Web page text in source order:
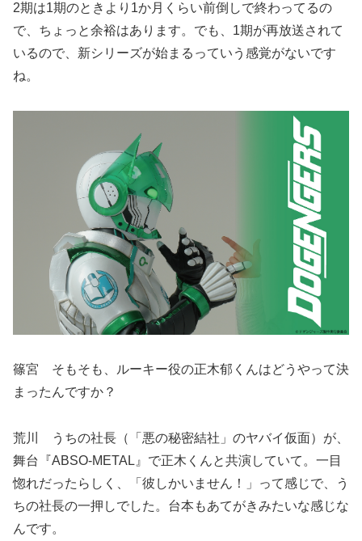
2期は1期のときより1か月くらい前倒しで終わってるの
で、ちょっと余裕はあります。でも、1期が再放送されて
いるので、新シリーズが始まるっていう感覚がないです
ね。
篠宮 そもそも、ルーキー役の正木郁くんはどうやって決
まったんですか？
荒川 うちの社長（「悪の秘密結社」のヤバイ仮面）が、
舞台『ABSO-METAL』で正木くんと共演していて。一目
惚れだったらしく、「彼しかいません！」って感じで、う
ちの社長の一押しでした。台本もあてがきみたいな感じな
んです。